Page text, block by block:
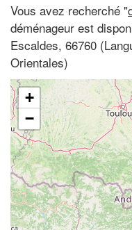
Vous avez recherché "
déménageur est
Escaldes, 66760
Orientales)
+
−